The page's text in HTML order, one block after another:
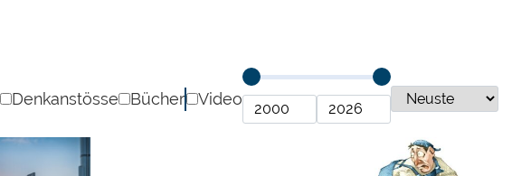
Denkanstösse Bücher Video